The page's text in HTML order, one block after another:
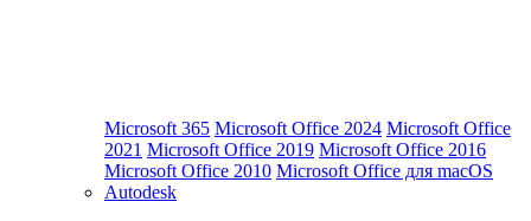
Microsoft 365 Microsoft Office 2024 Microsoft Office
2021 Microsoft Office 2019 Microsoft Office 2016
Microsoft Office 2010 Microsoft Office для macOS
Autodesk